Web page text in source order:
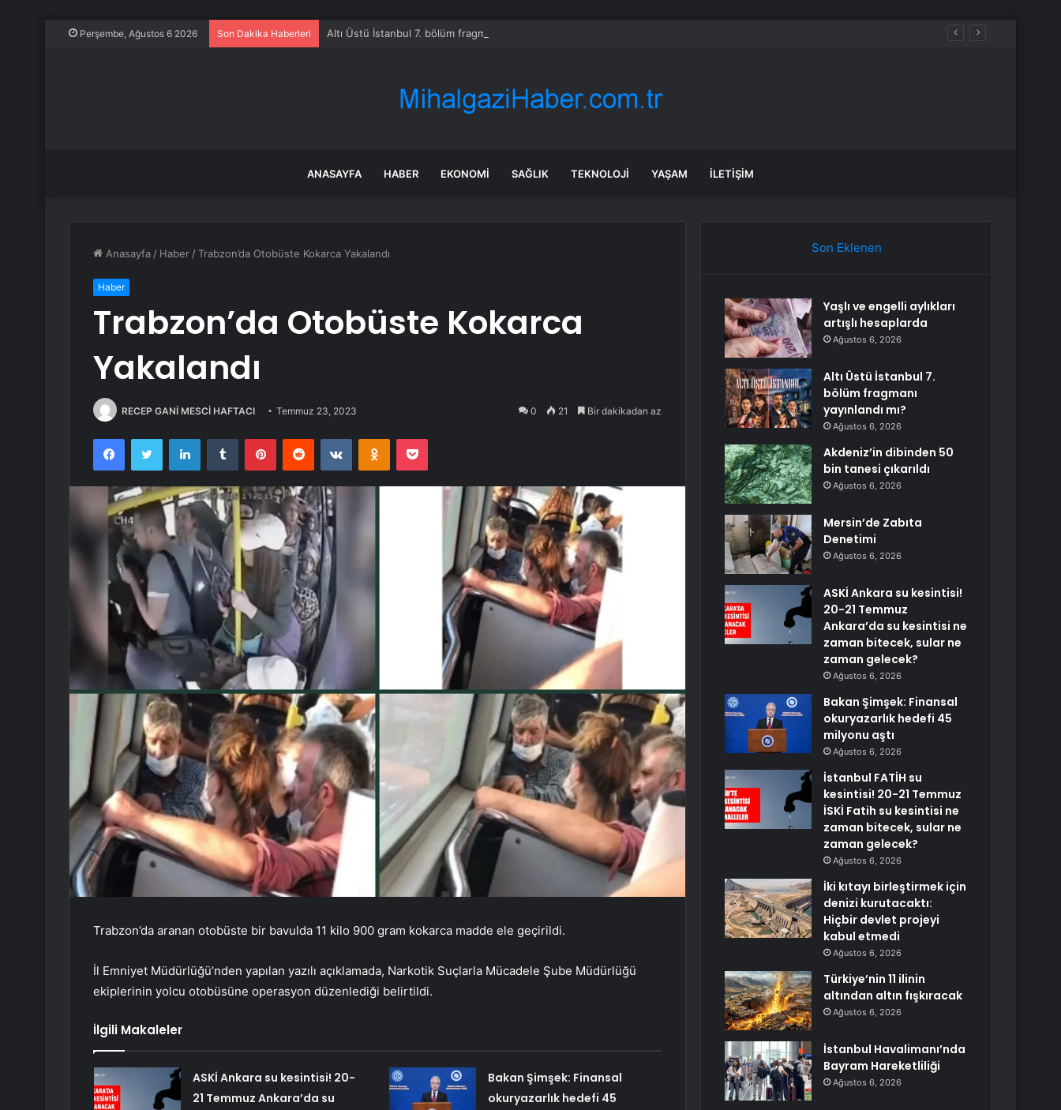
Perşembe, Ağustos 6 2026 Son Dakika Haberleri Altı Üstü İstanbul 7. bölüm fragmanı yayınlandı mı?
ANASAYFA HABER EKONOMI SAĞLIK TEKNOLOJI YAŞAM İLETIŞIM
Anasayfa / Haber /Trabzon’da Otobüste Kokarca Yakalandı
Haber
Trabzon’da Otobüste Kokarca
Yakalandı
RECEP GANİ MESCİ HAFTACI Temmuz 23, 2023 0 21 Bir dakikadan az
FacebookTwitter LinkedInTumblr PinterestReddit VKontakteOdnoklassniki
Pocket
Trabzon’da aranan otobüste bir bavulda 11 kilo 900 gram kokarca madde ele geçirildi.
İl Emniyet Müdürlüğü’nden yapılan yazılı açıklamada, Narkotik Suçlarla Mücadele Şube Müdürlüğü
ekiplerinin yolcu otobüsüne operasyon düzenlediği belirtildi.
İlgili Makaleler
ASKİ Ankara su kesintisi! 20-
21 Temmuz Ankara’da su
Bakan Şimşek: Finansal
okuryazarlık hedefi 45
Son Eklenen
Yaşlı ve engelli aylıkları
artışlı hesaplarda
Ağustos 6, 2026
Altı Üstü İstanbul 7.
bölüm fragmanı
yayınlandı mı?
Ağustos 6, 2026
Akdeniz’in dibinden 50
bin tanesi çıkarıldı
Ağustos 6, 2026
Mersin’de Zabıta
Denetimi
Ağustos 6, 2026
ASKİ Ankara su kesintisi!
20-21 Temmuz
Ankara’da su kesintisi ne
zaman bitecek, sular ne
zaman gelecek?
Ağustos 6, 2026
Bakan Şimşek: Finansal
okuryazarlık hedefi 45
milyonu aştı
Ağustos 6, 2026
İstanbul FATİH su
kesintisi! 20-21 Temmuz
İSKİ Fatih su kesintisi ne
zaman bitecek, sular ne
zaman gelecek?
Ağustos 6, 2026
İki kıtayı birleştirmek için
denizi kurutacaktı:
Hiçbir devlet projeyi
kabul etmedi
Ağustos 6, 2026
Türkiye’nin 11 ilinin
altından altın fışkıracak
Ağustos 6, 2026
İstanbul Havalimanı’nda
Bayram Hareketliliği
Ağustos 6, 2026